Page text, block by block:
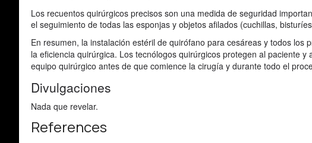
Los recuentos quirúrgicos precisos son una medida de seguridad
el seguimiento de todas las esponjas y objetos afilados (cuchillas,
En resumen, la instalación estéril de quirófano para cesáreas y todos
la eficiencia quirúrgica. Los tecnólogos quirúrgicos protegen al paciente
equipo quirúrgico antes de que comience la cirugía y durante todo el
Divulgaciones
Nada que revelar.
References